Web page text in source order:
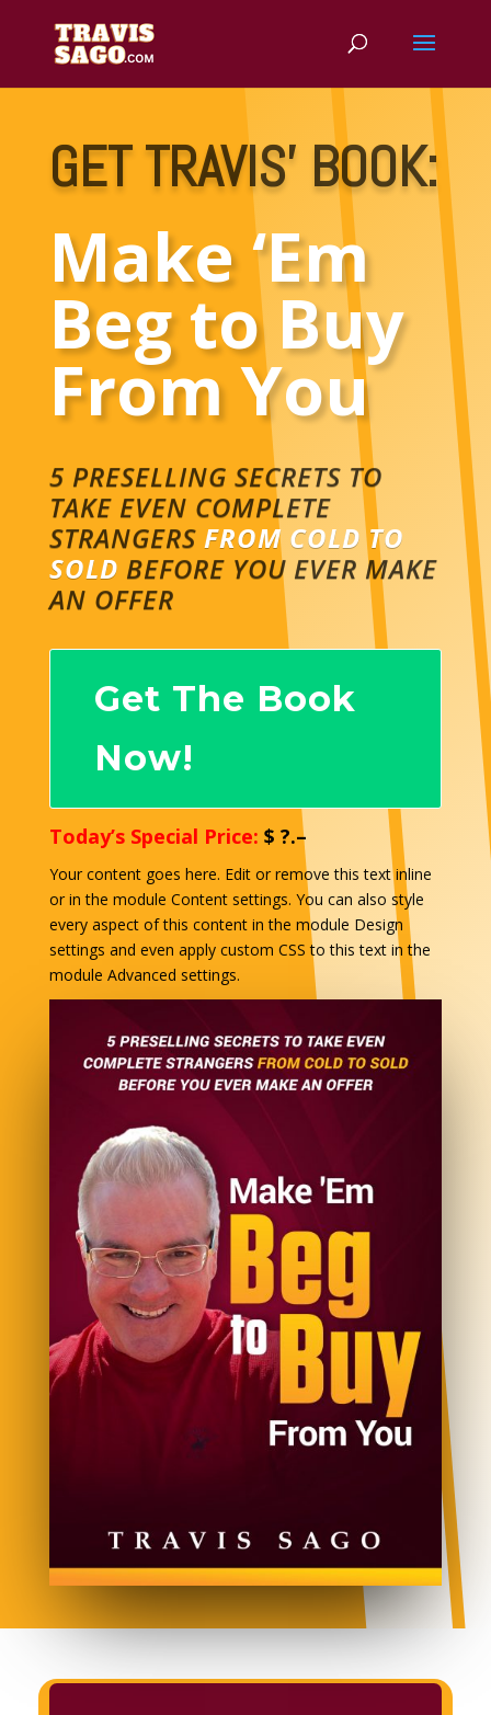
GET TRAVIS’ BOOK:
Make ‘Em
Beg to Buy
From You
5 PRESELLING SECRETS TO
TAKE EVEN COMPLETE
STRANGERS FROM COLD TO
SOLD BEFORE YOU EVER MAKE
AN OFFER
Get The Book
Now!
Today’s Special Price: $ ?.–
Your content goes here. Edit or remove this text inline
or in the module Content settings. You can also style
every aspect of this content in the module Design
settings and even apply custom CSS to this text in the
module Advanced settings.